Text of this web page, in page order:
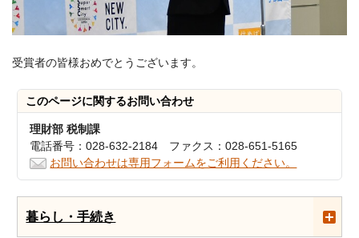
受賞者の皆様おめでとうございます。
このページに関するお問い合わせ
理財部 税制課
電話番号：028-632-2184 ファクス：028-651-5165
お問い合わせは専用フォームをご利用ください。
暮らし・手続き